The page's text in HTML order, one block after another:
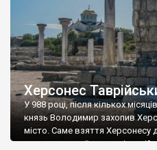
Херсонес
У 988 році, після кількох
князь Володимир захопив
місто. Саме взяття
диктувати свої умови